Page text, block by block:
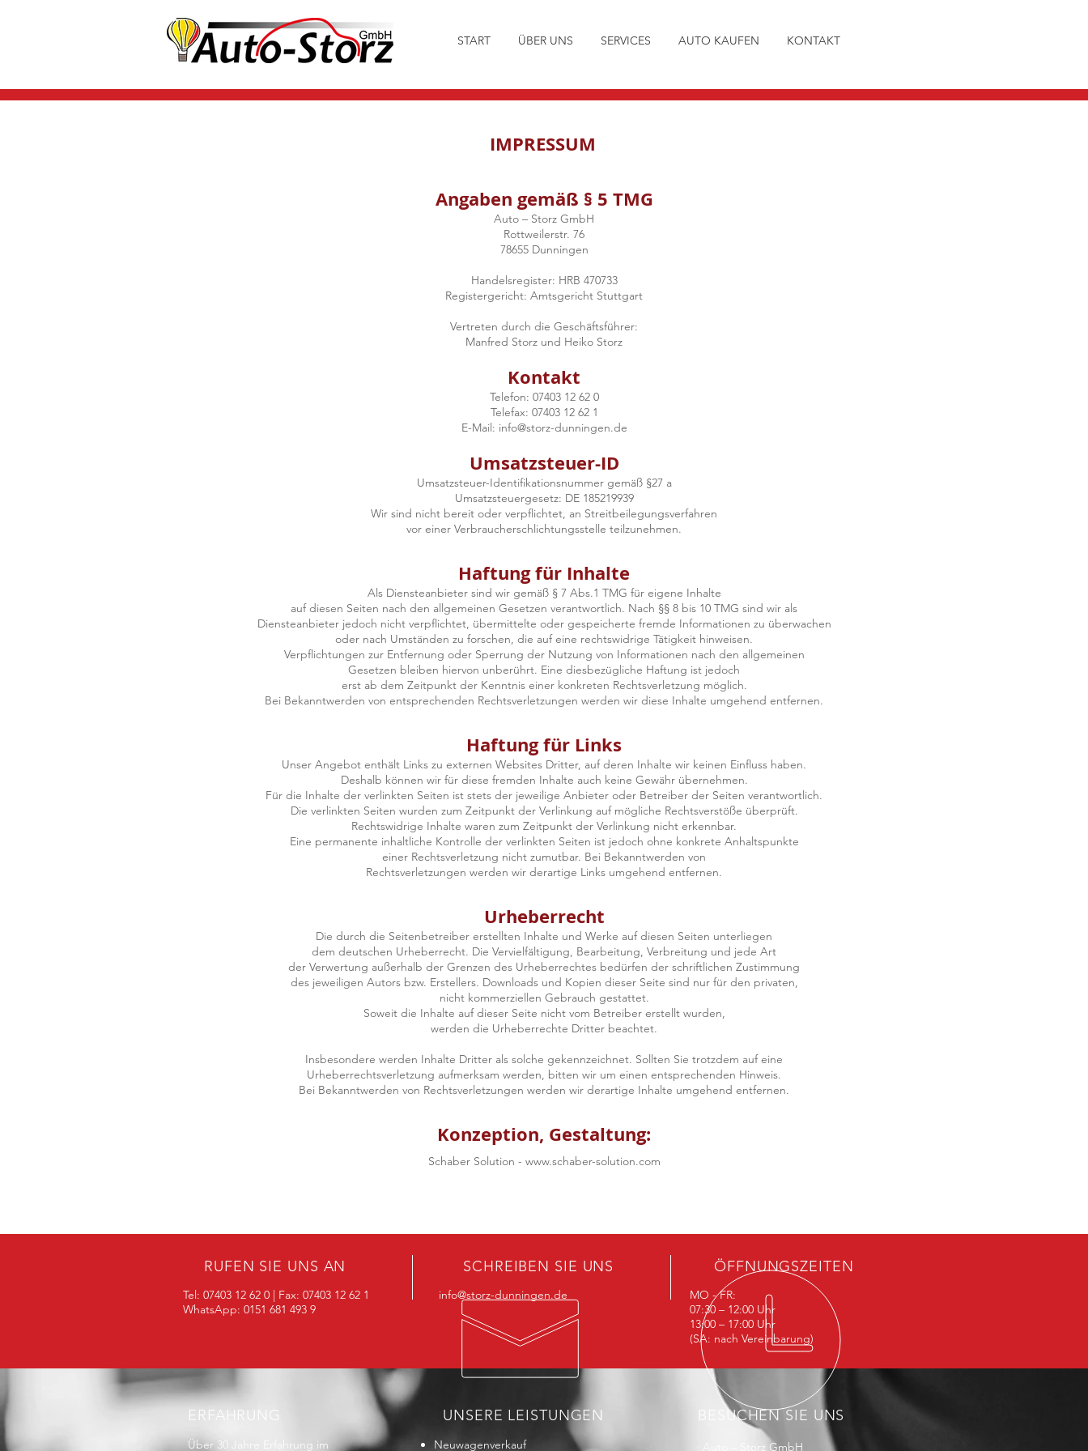
START ÜBER UNS SERVICES AUTO KAUFEN KONTAKT
IMPRESSUM
Angaben gemäß § 5 TMG
Auto – Storz GmbH
Rottweilerstr. 76
78655 Dunningen
Handelsregister: HRB 470733
Registergericht: Amtsgericht Stuttgart
Vertreten durch die Geschäftsführer:
Manfred Storz und Heiko Storz
Kontakt
Telefon: 07403 12 62 0
Telefax: 07403 12 62 1
E-Mail: info@storz-dunningen.de
Umsatzsteuer-ID
Umsatzsteuer-Identifikationsnummer gemäß §27 a
Umsatzsteuergesetz: DE 185219939
Wir sind nicht bereit oder verpflichtet, an Streitbeilegungsverfahren
vor einer Verbraucherschlichtungsstelle teilzunehmen.
Haftung für Inhalte
Als Diensteanbieter sind wir gemäß § 7 Abs.1 TMG für eigene Inhalte
auf diesen Seiten nach den allgemeinen Gesetzen verantwortlich. Nach §§ 8 bis 10 TMG sind wir als
Diensteanbieter jedoch nicht verpflichtet, übermittelte oder gespeicherte fremde Informationen zu überwachen
oder nach Umständen zu forschen, die auf eine rechtswidrige Tätigkeit hinweisen.
Verpflichtungen zur Entfernung oder Sperrung der Nutzung von Informationen nach den allgemeinen
Gesetzen bleiben hiervon unberührt. Eine diesbezügliche Haftung ist jedoch
erst ab dem Zeitpunkt der Kenntnis einer konkreten Rechtsverletzung möglich.
Bei Bekanntwerden von entsprechenden Rechtsverletzungen werden wir diese Inhalte umgehend entfernen.
Haftung für Links
Unser Angebot enthält Links zu externen Websites Dritter, auf deren Inhalte wir keinen Einfluss haben.
Deshalb können wir für diese fremden Inhalte auch keine Gewähr übernehmen.
Für die Inhalte der verlinkten Seiten ist stets der jeweilige Anbieter oder Betreiber der Seiten verantwortlich.
Die verlinkten Seiten wurden zum Zeitpunkt der Verlinkung auf mögliche Rechtsverstöße überprüft.
Rechtswidrige Inhalte waren zum Zeitpunkt der Verlinkung nicht erkennbar.
Eine permanente inhaltliche Kontrolle der verlinkten Seiten ist jedoch ohne konkrete Anhaltspunkte
einer Rechtsverletzung nicht zumutbar. Bei Bekanntwerden von
Rechtsverletzungen werden wir derartige Links umgehend entfernen.
Urheberrecht
Die durch die Seitenbetreiber erstellten Inhalte und Werke auf diesen Seiten unterliegen
dem deutschen Urheberrecht. Die Vervielfältigung, Bearbeitung, Verbreitung und jede Art
der Verwertung außerhalb der Grenzen des Urheberrechtes bedürfen der schriftlichen Zustimmung
des jeweiligen Autors bzw. Erstellers. Downloads und Kopien dieser Seite sind nur für den privaten,
nicht kommerziellen Gebrauch gestattet.
Soweit die Inhalte auf dieser Seite nicht vom Betreiber erstellt wurden,
werden die Urheberrechte Dritter beachtet.
Insbesondere werden Inhalte Dritter als solche gekennzeichnet. Sollten Sie trotzdem auf eine
Urheberrechtsverletzung aufmerksam werden, bitten wir um einen entsprechenden Hinweis.
Bei Bekanntwerden von Rechtsverletzungen werden wir derartige Inhalte umgehend entfernen.
Konzeption, Gestaltung:
Schaber Solution - www.schaber-solution.com
RUFEN SIE UNS AN
Tel: 07403 12 62 0 | Fax: 07403 12 62 1
WhatsApp: 0151 681 493 9
SCHREIBEN SIE UNS
info@storz-dunningen.de
ÖFFNUNGSZEITEN
MO - FR:
07:30 – 12:00 Uhr
13:00 – 17:00 Uhr
(SA: nach Vereinbarung)
ERFAHRUNG
Über 30 Jahre Erfahrung im
UNSERE LEISTUNGEN
Neuwagenverkauf
BESUCHEN SIE UNS
Auto – Storz GmbH